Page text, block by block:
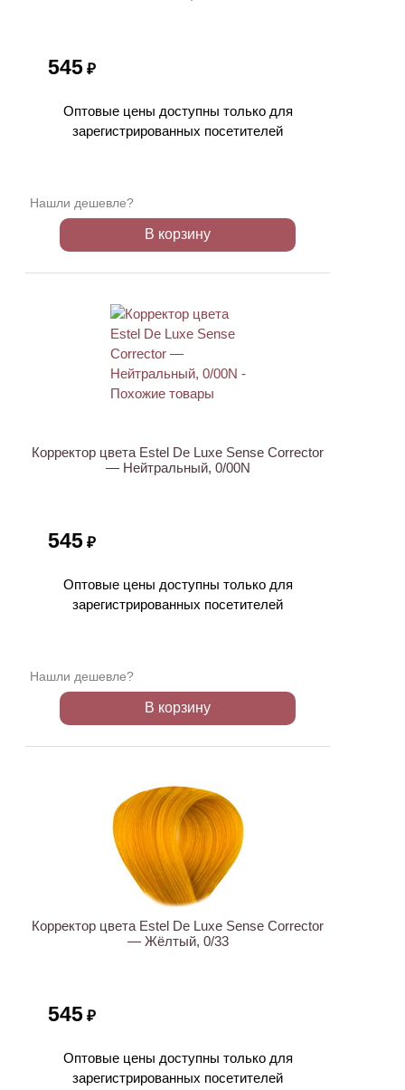
545 ₽
Оптовые цены доступны только для
зарегистрированных посетителей
Нашли дешевле?
В корзину
Корректор цвета Estel De Luxe Sense Corrector
— Нейтральный, 0/00N
545 ₽
Оптовые цены доступны только для
зарегистрированных посетителей
Нашли дешевле?
В корзину
Корректор цвета Estel De Luxe Sense Corrector
— Жёлтый, 0/33
545 ₽
Оптовые цены доступны только для
зарегистрированных посетителей